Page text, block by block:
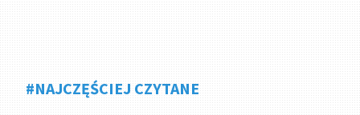
#NAJCZĘŚCIEJ CZYTANE